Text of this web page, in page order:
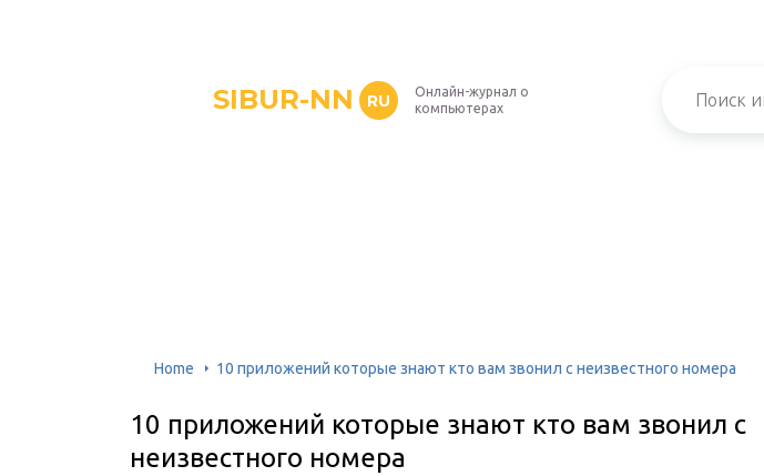
SIBUR-NN RU
Онлайн-журнал о
компьютерах
Home 10 приложений которые знают кто вам звонил с неизвестного номера
10 приложений которые знают кто вам звонил с
неизвестного номера